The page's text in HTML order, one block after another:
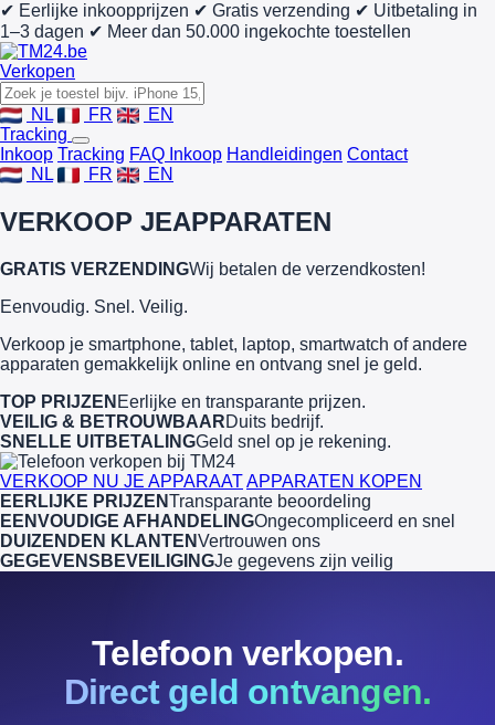
✔ Eerlijke inkoopprijzen ✔ Gratis verzending ✔ Uitbetaling in
1–3 dagen ✔ Meer dan 50.000 ingekochte toestellen
Verkopen
NL FR
EN
Tracking
Inkoop Tracking FAQ Inkoop Handleidingen Contact
NL
FR EN
VERKOOP JEAPPARATEN
GRATIS VERZENDINGWij betalen de verzendkosten!
Eenvoudig. Snel. Veilig.
Verkoop je smartphone, tablet, laptop, smartwatch of andere
apparaten gemakkelijk online en ontvang snel je geld.
TOP PRIJZEN Eerlijke en transparante prijzen.
VEILIG & BETROUWBAARDuits bedrijf.
SNELLE UITBETALINGGeld snel op je rekening.
VERKOOP NU JE APPARAATAPPARATEN KOPEN
EERLIJKE PRIJZENTransparante beoordeling
EENVOUDIGE AFHANDELINGOngecompliceerd en snel
DUIZENDEN KLANTENVertrouwen ons
GEGEVENSBEVEILIGINGJe gegevens zijn veilig
Telefoon verkopen.
Direct geld ontvangen.